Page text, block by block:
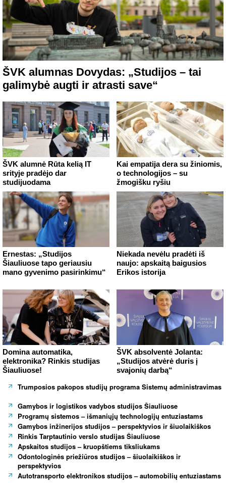
ŠVK alumnas Dovydas: „Studijos – tai
galimybė augti ir atrasti save“
ŠVK alumnė Rūta kelią IT
srityje pradėjo dar
studijuodama
Kai empatija dera su žiniomis,
o technologijos – su
žmogišku ryšiu
Ernestas: „Studijos
Šiauliuose tapo geriausiu
mano gyvenimo pasirinkimu“
Niekada nevėlu pradėti iš
naujo: apskaitą baigusios
Erikos istorija
Domina automatika,
elektronika? Rinkis studijas
Šiauliuose!
ŠVK absolventė Jolanta:
„Studijos atvėrė duris į
svajonių darbą“
Trumposios pakopos studijų programa Sistemų administravimas
Gamybos ir logistikos vadybos studijos Šiauliuose
Programų sistemos – išmaniųjų technologijų entuziastams
Gamybos inžinerijos studijos – perspektyvios ir šiuolaikiškos
Rinkis Tarptautinio verslo studijas Šiauliuose
Apskaitos studijos – kruopštiems tiksliukams
Odontologinės priežiūros studijos – šiuolaikiškos ir
perspektyvios
Autotransporto elektronikos studijos – automobilių entuziastams